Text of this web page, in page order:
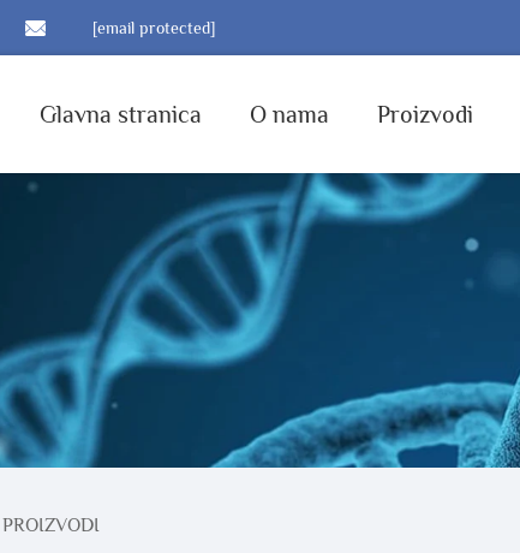
[email protected]
Glavna stranica O nama Proizvodi
PROIZVODI